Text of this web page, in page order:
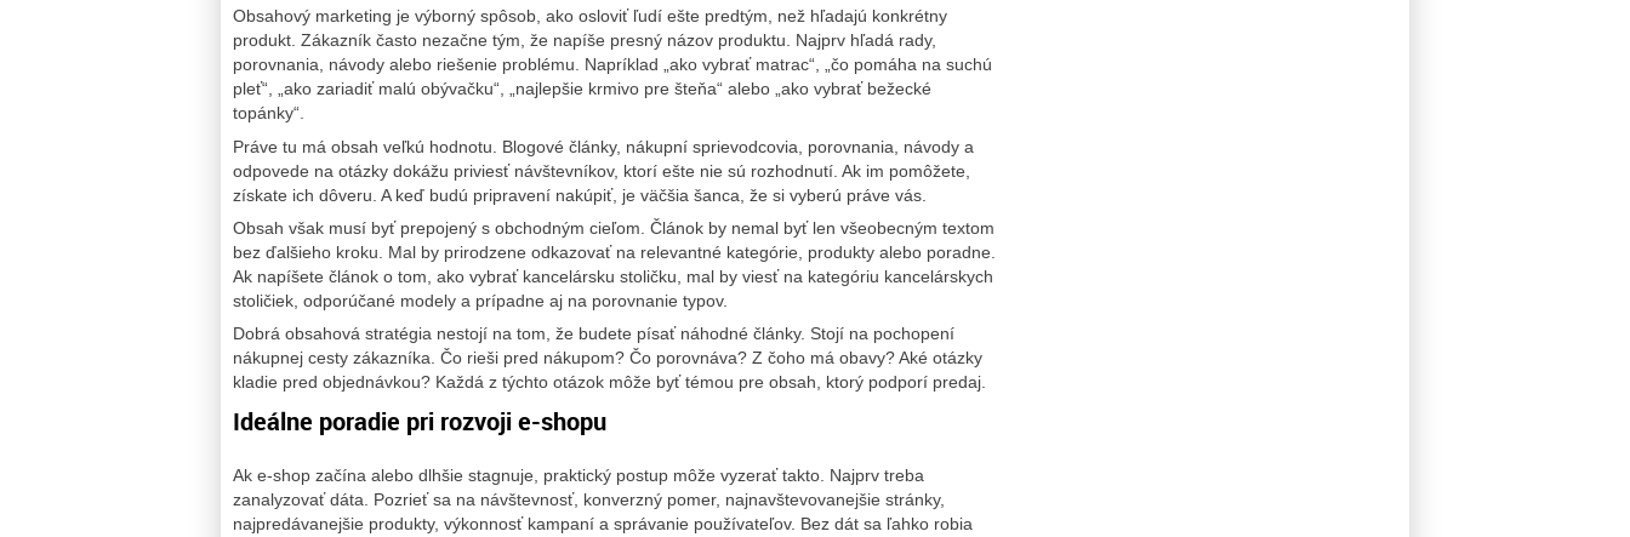
Obsahový marketing je výborný spôsob, ako osloviť ľudí ešte predtým, než hľadajú konkrétny
produkt. Zákazník často nezačne tým, že napíše presný názov produktu. Najprv hľadá rady,
porovnania, návody alebo riešenie problému. Napríklad „ako vybrať matrac“, „čo pomáha na suchú
pleť“, „ako zariadiť malú obývačku“, „najlepšie krmivo pre šteňa“ alebo „ako vybrať bežecké
topánky“.
Práve tu má obsah veľkú hodnotu. Blogové články, nákupní sprievodcovia, porovnania, návody a
odpovede na otázky dokážu priviesť návštevníkov, ktorí ešte nie sú rozhodnutí. Ak im pomôžete,
získate ich dôveru. A keď budú pripravení nakúpiť, je väčšia šanca, že si vyberú práve vás.
Obsah však musí byť prepojený s obchodným cieľom. Článok by nemal byť len všeobecným textom
bez ďalšieho kroku. Mal by prirodzene odkazovať na relevantné kategórie, produkty alebo poradne.
Ak napíšete článok o tom, ako vybrať kancelársku stoličku, mal by viesť na kategóriu kancelárskych
stoličiek, odporúčané modely a prípadne aj na porovnanie typov.
Dobrá obsahová stratégia nestojí na tom, že budete písať náhodné články. Stojí na pochopení
nákupnej cesty zákazníka. Čo rieši pred nákupom? Čo porovnáva? Z čoho má obavy? Aké otázky
kladie pred objednávkou? Každá z týchto otázok môže byť témou pre obsah, ktorý podporí predaj.
Ideálne poradie pri rozvoji e-shopu
Ak e-shop začína alebo dlhšie stagnuje, praktický postup môže vyzerať takto. Najprv treba
zanalyzovať dáta. Pozrieť sa na návštevnosť, konverzný pomer, najnavštevovanejšie stránky,
najpredávanejšie produkty, výkonnosť kampaní a správanie používateľov. Bez dát sa ľahko robia